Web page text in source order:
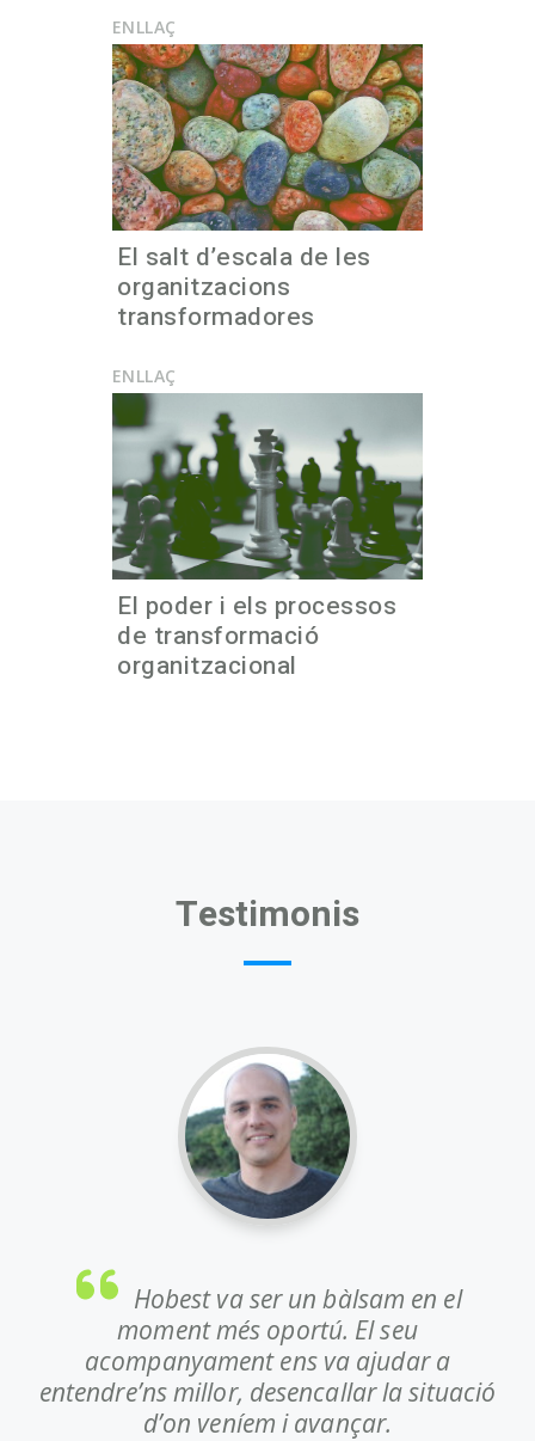
ENLLAÇ
El salt d’escala de les
organitzacions
transformadores
ENLLAÇ
El poder i els processos
de transformació
organitzacional
Testimonis
Hobest va ser un bàlsam en el
moment més oportú. El seu
acompanyament ens va ajudar a
entendre’ns millor, desencallar la situació
d’on veníem i avançar.